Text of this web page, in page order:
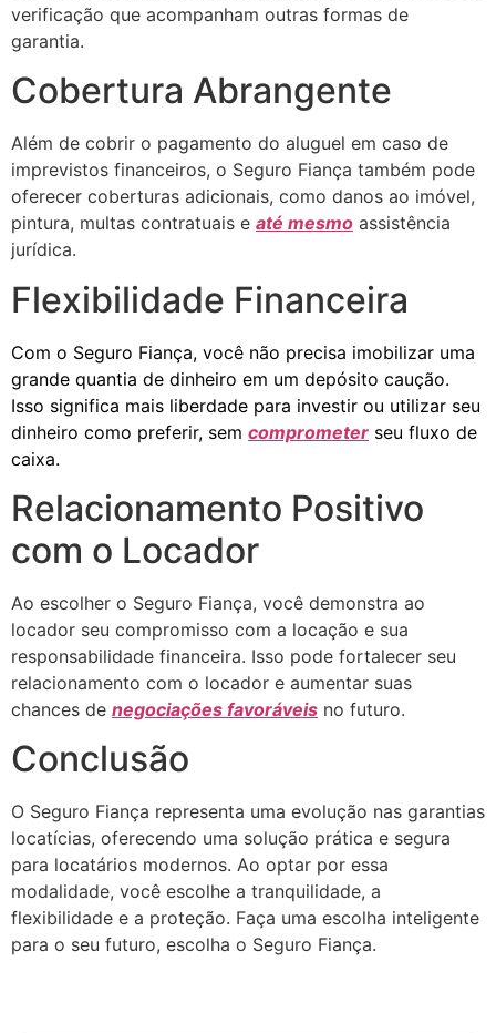
verificação que acompanham outras formas de
garantia.
Cobertura Abrangente
Além de cobrir o pagamento do aluguel em caso de
imprevistos financeiros, o Seguro Fiança também pode
oferecer coberturas adicionais, como danos ao imóvel,
pintura, multas contratuais e até mesmo assistência
jurídica.
Flexibilidade Financeira
Com o Seguro Fiança, você não precisa imobilizar uma
grande quantia de dinheiro em um depósito caução.
Isso significa mais liberdade para investir ou utilizar seu
dinheiro como preferir, sem comprometer seu fluxo de
caixa.
Relacionamento Positivo
com o Locador
Ao escolher o Seguro Fiança, você demonstra ao
locador seu compromisso com a locação e sua
responsabilidade financeira. Isso pode fortalecer seu
relacionamento com o locador e aumentar suas
chances de negociações favoráveis no futuro.
Conclusão
O Seguro Fiança representa uma evolução nas garantias
locatícias, oferecendo uma solução prática e segura
para locatários modernos. Ao optar por essa
modalidade, você escolhe a tranquilidade, a
flexibilidade e a proteção. Faça uma escolha inteligente
para o seu futuro, escolha o Seguro Fiança.